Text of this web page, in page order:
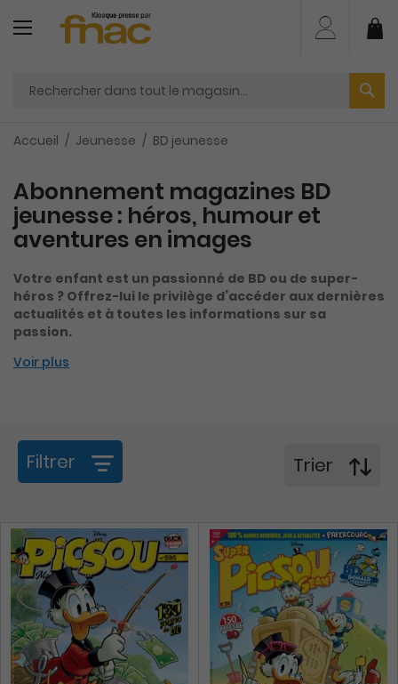
contenu
Accueil Jeunesse BD jeunesse
Abonnement magazines BD
jeunesse : héros, humour et
aventures en images
Votre enfant est un passionné de BD ou de super-
héros ? Offrez-lui le privilège d’accéder aux dernières
actualités et à toutes les informations sur sa
passion.
Voir plus
Filtrer Trier